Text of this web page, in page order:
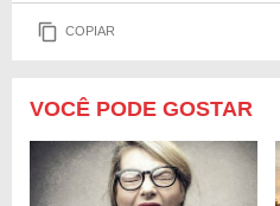
COPIAR
VOCÊ PODE GOSTAR